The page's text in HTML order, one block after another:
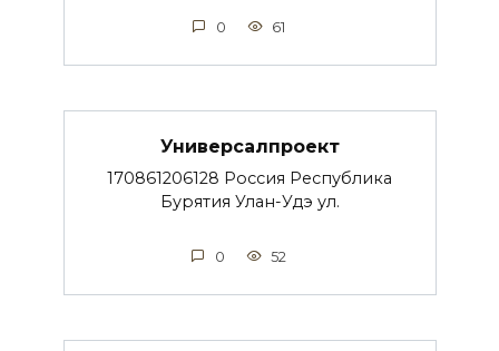
0 61
Универсалпроект
170861206128 Россия Республика
Бурятия Улан-Удэ ул.
0 52